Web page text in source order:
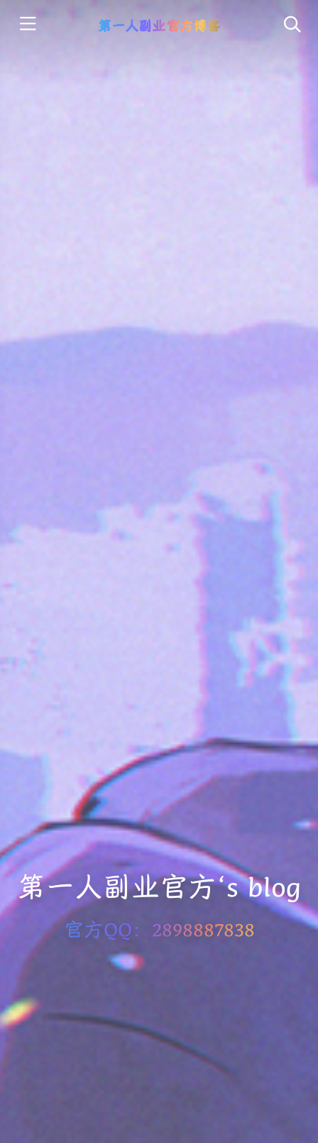
第一人副业官方博客
第一人副业官方‘s blog
官方QQ：2898887838